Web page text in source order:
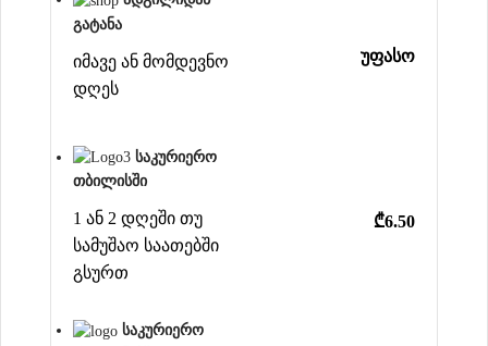
გატანა
იმავე ან მომდევნო
დღეს
უფასო
საკურიერო
თბილისში
1 ან 2 დღეში თუ
სამუშაო საათებში
გსურთ
₾6.50
საკურიერო